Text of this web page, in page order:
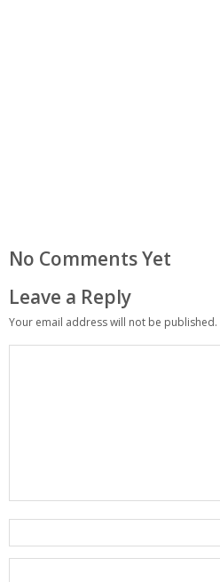
No Comments Yet
Leave a Reply
Your email address will not be published.